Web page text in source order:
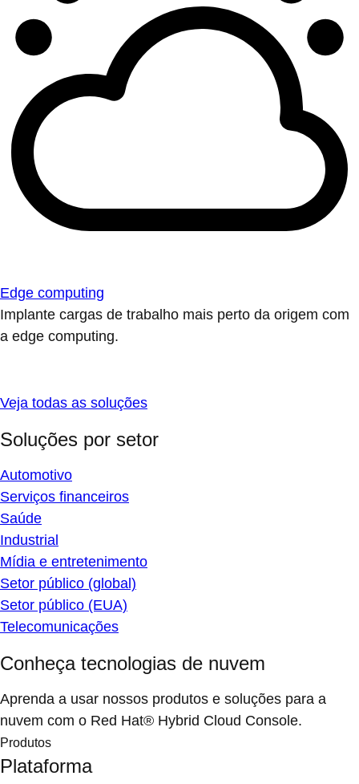
Edge computing
Implante cargas de trabalho mais perto da origem com
a edge computing.
Veja todas as soluções
Soluções por setor
Automotivo
Serviços financeiros
Saúde
Industrial
Mídia e entretenimento
Setor público (global)
Setor público (EUA)
Telecomunicações
Conheça tecnologias de nuvem
Aprenda a usar nossos produtos e soluções para a
nuvem com o Red Hat® Hybrid Cloud Console.
Produtos
Plataforma